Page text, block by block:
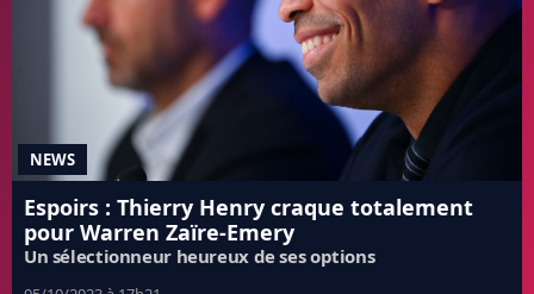
NEWS
Espoirs : Thierry Henry craque totalement
pour Warren Zaïre-Emery
Un sélectionneur heureux de ses options